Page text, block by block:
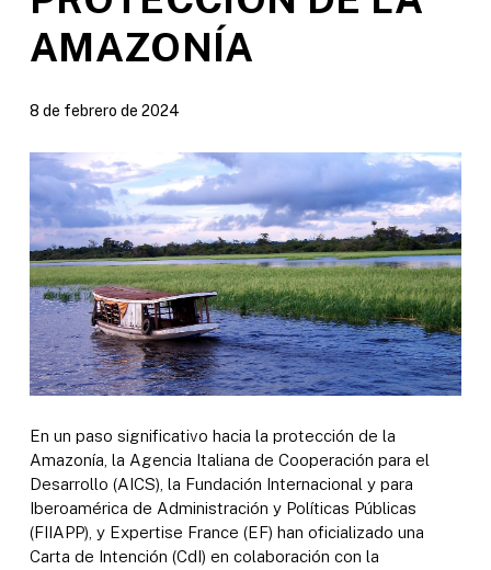
AMAZONÍA
8 de febrero de 2024
En un paso significativo hacia la protección de la
Amazonía, la Agencia Italiana de Cooperación para el
Desarrollo (AICS), la Fundación Internacional y para
Iberoamérica de Administración y Políticas Públicas
(FIIAPP), y Expertise France (EF) han oficializado una
Carta de Intención (CdI) en colaboración con la